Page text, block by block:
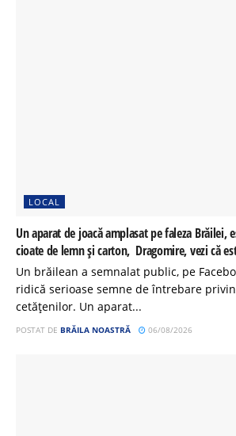
LOCAL
Un aparat de joacă amplasat pe faleza Brăilei,
cioate de lemn și carton, Dragomire, vezi că
Un brăilean a semnalat public, pe
ridică serioase semne de întrebare
cetățenilor. Un aparat...
POSTAT DE BRĂILA NOASTRĂ 06/08/2026